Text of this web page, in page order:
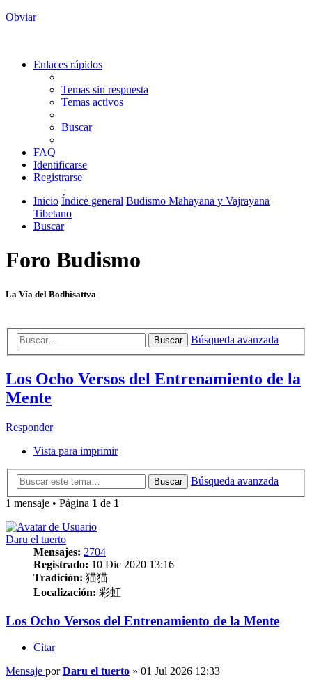
Obviar
Enlaces rápidos
Temas sin respuesta
Temas activos
Buscar
FAQ
Identificarse
Registrarse
Inicio Índice general Budismo Mahayana y Vajrayana
Tibetano
Buscar
Foro Budismo
La Vía del Bodhisattva
Buscar Búsqueda avanzada
Los Ocho Versos del Entrenamiento de la
Mente
Responder
Vista para imprimir
Buscar
Búsqueda avanzada
1 mensaje • Página 1 de 1
Daru el tuerto
Mensajes: 2704
Registrado: 10 Dic 2020 13:16
Tradición: 猫猫
Localización: 彩虹
Los Ocho Versos del Entrenamiento de la Mente
Citar
Mensaje porDaru el tuerto » 01 Jul 2026 12:33